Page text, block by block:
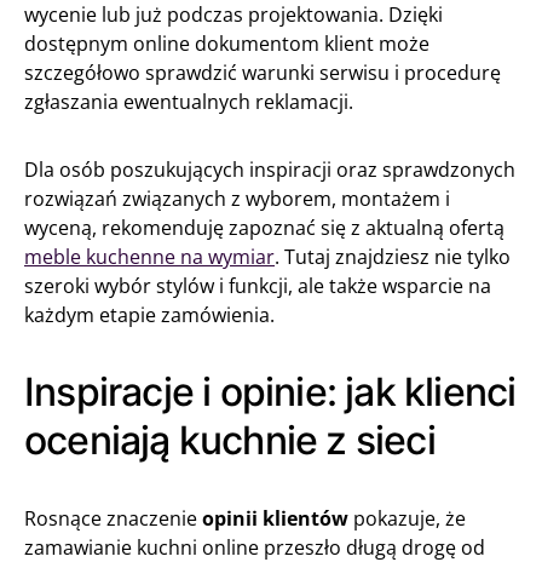
wycenie lub już podczas projektowania. Dzięki
dostępnym online dokumentom klient może
szczegółowo sprawdzić warunki serwisu i procedurę
zgłaszania ewentualnych reklamacji.
Dla osób poszukujących inspiracji oraz sprawdzonych
rozwiązań związanych z wyborem, montażem i
wyceną, rekomenduję zapoznać się z aktualną ofertą
meble kuchenne na wymiar. Tutaj znajdziesz nie tylko
szeroki wybór stylów i funkcji, ale także wsparcie na
każdym etapie zamówienia.
Inspiracje i opinie: jak klienci
oceniają kuchnie z sieci
Rosnące znaczenieopinii klientów pokazuje, że
zamawianie kuchni online przeszło długą drogę od